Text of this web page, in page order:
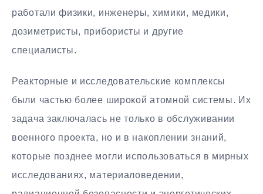
работали физики, инженеры, химики, медики,
дозиметристы, прибористы и другие
специалисты.
Реакторные и исследовательские комплексы
были частью более широкой атомной системы. Их
задача заключалась не только в обслуживании
военного проекта, но и в накоплении знаний,
которые позднее могли использоваться в мирных
исследованиях, материаловедении,